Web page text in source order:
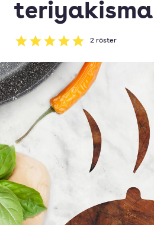
Betyg: 5 av 5
2 röster